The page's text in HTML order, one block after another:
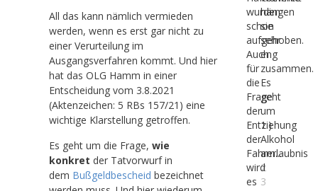
All das kann nämlich vermieden
werden, wenn es erst gar nicht zu
einer Verurteilung im
Ausgangsverfahren kommt. Und hier
hat das OLG Hamm in einer
Entscheidung vom 3.8.2021
(Aktenzeichen: 5 RBs 157/21) eine
wichtige Klarstellung getroffen.
Es geht um die Frage, wie
konkret der Tatvorwurf in
dem Bußgeldbescheid bezeichnet
wurden
schon
aufgehoben.
Auch
für
die
Frage
der
Entziehung
der
Fahrerlaubnis
wird
es
hängen
sie
sehr
eng
zusammen.
Es
geht
um
1.)
Alkohol
am...
2
3